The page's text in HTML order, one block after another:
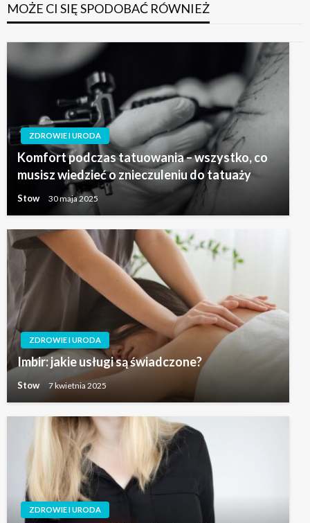
MOŻE CI SIĘ SPODOBAĆ RÓWNIEŻ
ZDROWIE I URODA
Komfort podczas tatuowania – wszystko, co
musisz wiedzieć o znieczuleniu do tatuaży
Stow 30 maja 2025
ZDROWIE I URODA
Imbir: jakie usługi są świadczone?
Stow 7 kwietnia 2025
ZDROWIE I URODA